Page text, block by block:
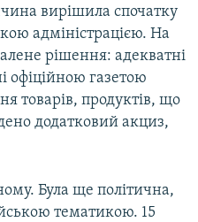
вирішила спочатку
адміністрацією. На
рішення: адекватні
газетою
товарів, продуктів, що
додатковий акциз,
Була ще політична,
тематикою. 15